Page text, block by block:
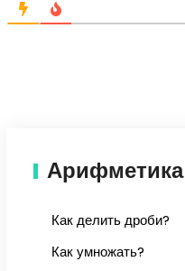
Арифметика
Как делить дроби?
Как умножать?